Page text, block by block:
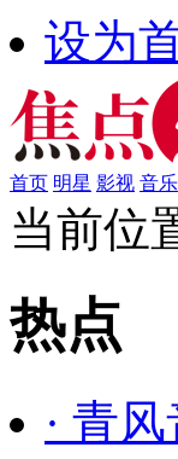
设为
首页 明星 影视 音乐
当前位
热点
· 青